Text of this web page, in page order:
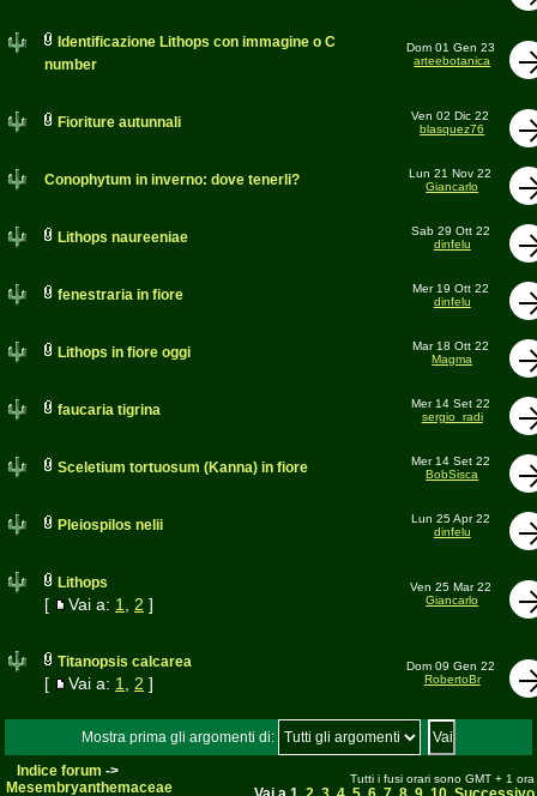
Identificazione Lithops con immagine o C
number
Dom 01 Gen 23
arteebotanica
Fioriture autunnali
Ven 02 Dic 22
blasquez76
Conophytum in inverno: dove tenerli?
Lun 21 Nov 22
Giancarlo
Lithops naureeniae
Sab 29 Ott 22
dinfelu
fenestraria in fiore
Mer 19 Ott 22
dinfelu
Lithops in fiore oggi
Mar 18 Ott 22
Magma
faucaria tigrina
Mer 14 Set 22
sergio_radi
Sceletium tortuosum (Kanna) in fiore
Mer 14 Set 22
BobSisca
Pleiospilos nelii
Lun 25 Apr 22
dinfelu
Lithops
[ Vai a: 1 2 ]
Ven 25 Mar 22
Giancarlo
Titanopsis calcarea
[ Vai a: 1 2 ]
Dom 09 Gen 22
RobertoBr
Mostra prima gli argomenti di:
Indice forum ->
Mesembryanthemaceae
Tutti i fusi orari sono GMT + 1 ora